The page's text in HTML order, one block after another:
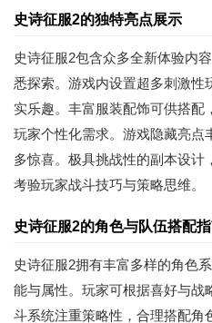
史诗征服2的独特亮点展示
史诗征服2包含众多全新体验内
悉探索。游戏内设置超多刺激性
实乐趣。丰富服装配饰可供搭配
玩家个性化需求。游戏隐藏亮点
多惊喜。极具挑战性的副本设计
考验玩家战斗技巧与策略思维。
史诗征服2的角色与队伍搭配
史诗征服2拥有丰富多样的角色
能与属性。玩家可根据喜好与战
斗系统注重策略性，合理搭配角